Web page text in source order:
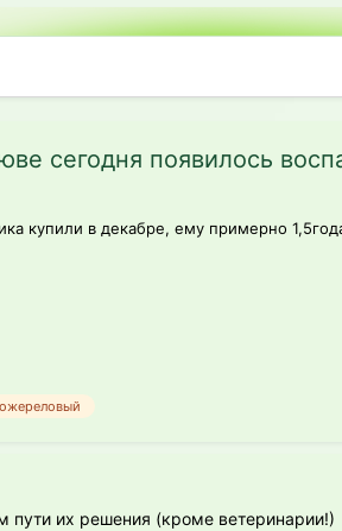
сегодня появилось
купили в декабре, ему примерно
ожереловый
их решения (кроме ветеринарии!)